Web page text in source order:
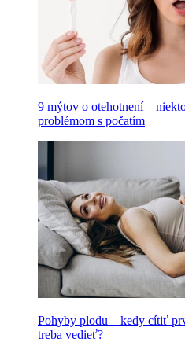
9 mýtov o otehotnení –
problémom s počatím
Pohyby plodu – kedy cítiť
treba vedieť?